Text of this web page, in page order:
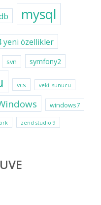
mysql
yeni özellikler
svn symfony2
vcs vekil sunucu
windows7
zend studio 9